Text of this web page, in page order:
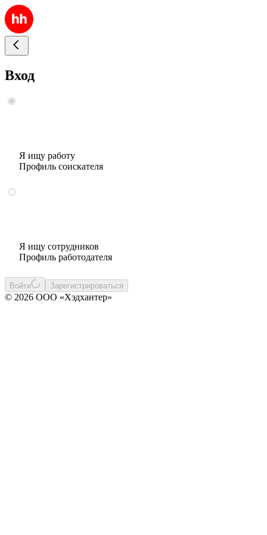
Вход
Я ищу работу
Профиль соискателя
Я ищу сотрудников
Профиль работодателя
Войти Зарегистрироваться
© 2026 ООО «Хэдхантер»